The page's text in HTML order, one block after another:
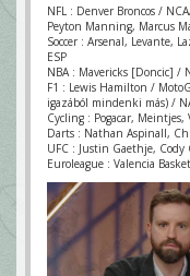
NFL : Denver Broncos /
Peyton Manning, Marcus
Soccer : Arsenal, Levante,
ESP
NBA : Mavericks [Doncic] /
F1 : Lewis Hamilton /
igazából mindenki más) /
Cycling : Pogacar,
Darts : Nathan Aspinall,
UFC : Justin Gaethje,
Euroleague : Valencia